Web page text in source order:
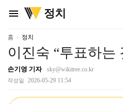
menu
위
키
정치
홈 정치
이진숙 “투표하는
손기영 기자 sky@wikitree.co.kr
작성일 2026-05-29 11:54